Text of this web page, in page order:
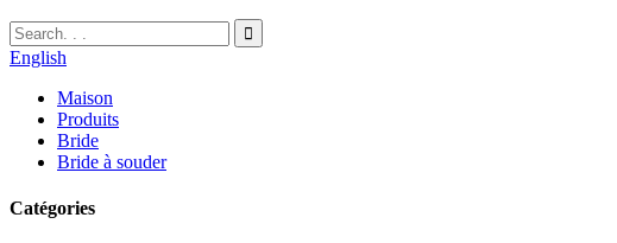
English
Maison
Produits
Bride
Bride à souder
Catégories